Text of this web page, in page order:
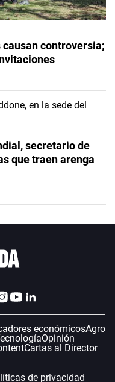
controversia;
secretario de
que traen arenga
económicosAgro
Opinión
Cartas al Director
de privacidad